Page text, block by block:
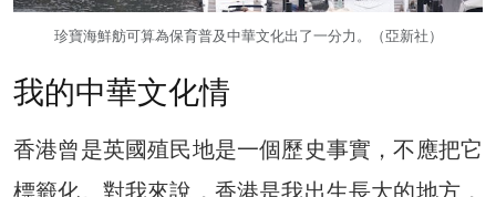
珍寶海鮮舫可算為保育普及中華文化出了一分力。（亞新社）
我的中華文化情
香港曾是英國殖民地是一個歷史事實，不應把它
標籤化。對我來說，香港是我出生長大的地方，